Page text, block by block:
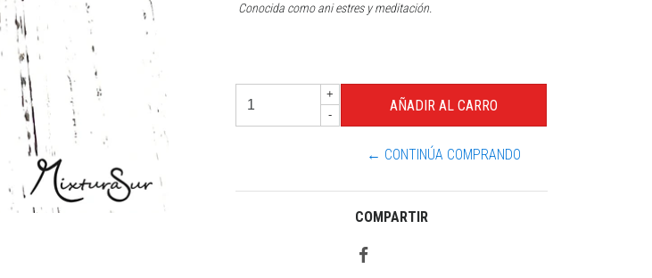
Conocida como ani estres y meditación.
+
-
← CONTINÚA COMPRANDO
COMPARTIR